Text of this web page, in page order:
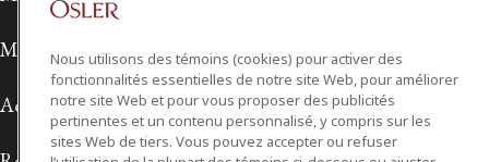
Modalités d'utilisation
Accessibilité
Nous utilisons des témoins (cookies) pour activer des
fonctionnalités essentielles de notre site Web, pour améliorer
notre site Web et pour vous proposer des publicités
pertinentes et un contenu personnalisé, y compris sur les
sites Web de tiers. Vous pouvez accepter ou refuser